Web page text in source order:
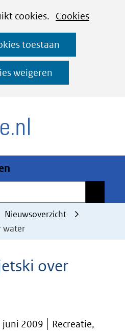
cookies. Cookies
toestaan
weigeren
Ga
naar
de
inhoud
Nieuwsoverzicht
water
over
juni 2009
Recreatie,